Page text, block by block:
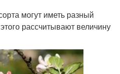
могут иметь разный
рассчитывают величину